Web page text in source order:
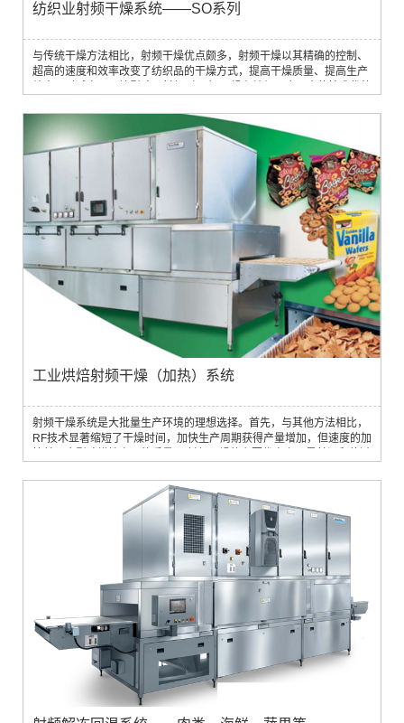
纺织业射频干燥系统——SO系列
与传统干燥方法相比，射频干燥优点颇多，射频干燥以其精确的控制、
超高的速度和效率改变了纺织品的干燥方式，提高干燥质量、提高生产
过程，确保纺织品均匀干燥。这有助于保持纱线或织物的完整性和强
度，防止传统干燥方法常见的不均匀收缩或损坏。2. 缓解染料迁移和黄
变：RF干燥可将染料迁移...
工业烘焙射频干燥（加热）系统
射频干燥系统是大批量生产环境的理想选择。首先，与其他方法相比，
RF技术显著缩短了干燥时间，加快生产周期获得产量增加，但速度的加
味。此外，RF干燥确保整个批次和整个传送带宽度的均匀干燥，消除欠
干燥、过度干燥区域等问题。这意味着您可以始终如一地向客户提供一
流的烘焙产品。 除...